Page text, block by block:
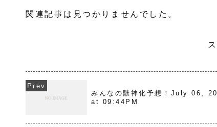
関連記事は見つかりませんでした。
みんなの獣神化予想！July 06,
at 09:44PM